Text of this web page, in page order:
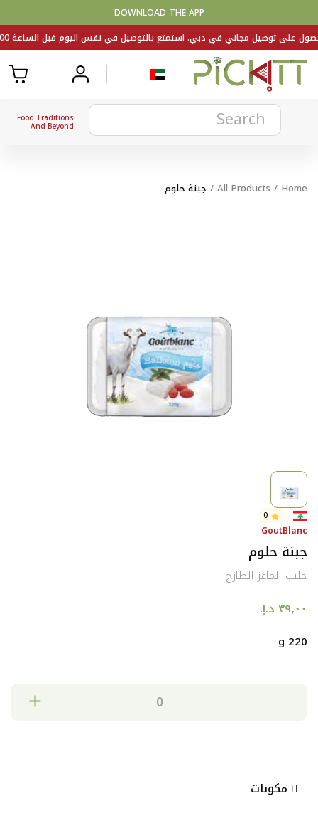
DOWNLOAD THE APP
Food Traditions
And Beyond
Home
/
All Products
/ جبنة حلوم
0
GoutBlanc
جبنة حلوم
حليب الماعز الطازج
220 g
مكونات